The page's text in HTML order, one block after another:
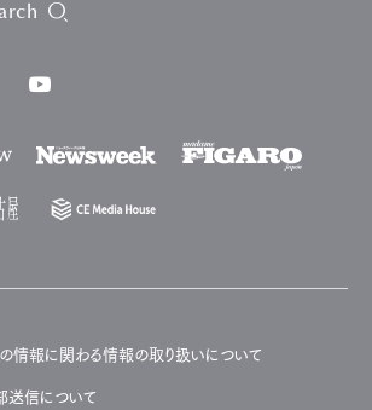
情報に関わる情報の取り扱いについて
送信について